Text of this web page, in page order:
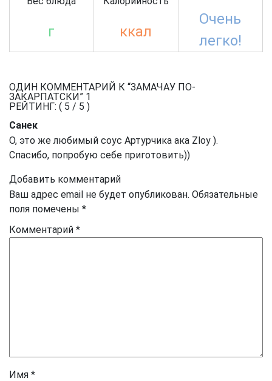
г ккал
Очень
легко!
ОДИН КОММЕНТАРИЙ К “ЗАМАЧАУ ПО-
ЗАКАРПАТСКИ” 1
РЕЙТИНГ: ( 5 / 5 )
Санек
О, это же любимый соус Артурчика ака Zloy ).
Спасибо, попробую себе приготовить))
Добавить комментарий
Ваш адрес email не будет опубликован. Обязательные
поля помечены *
Комментарий *
Имя *